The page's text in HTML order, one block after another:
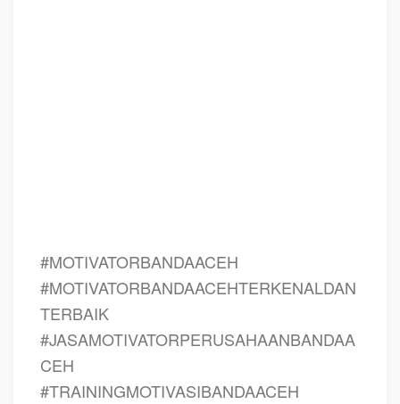
#MOTIVATORBANDAACEH
#MOTIVATORBANDAACEHTERKENALDAN
TERBAIK
#JASAMOTIVATORPERUSAHAANBANDAA
CEH
#TRAININGMOTIVASIBANDAACEH